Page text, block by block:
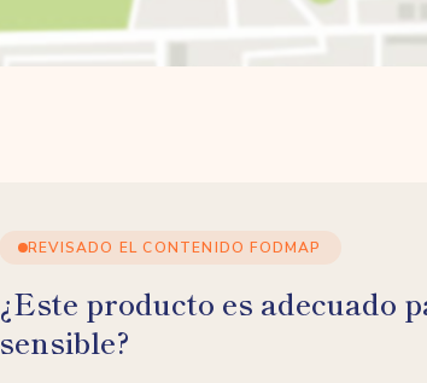
REVISADO EL CONTENIDO FODMAP
¿Este producto es adecuado
sensible?